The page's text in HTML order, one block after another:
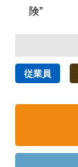
険”
従業員